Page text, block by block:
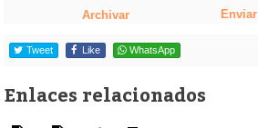
Archivar Enviar
Tweet Like WhatsApp
Enlaces relacionados